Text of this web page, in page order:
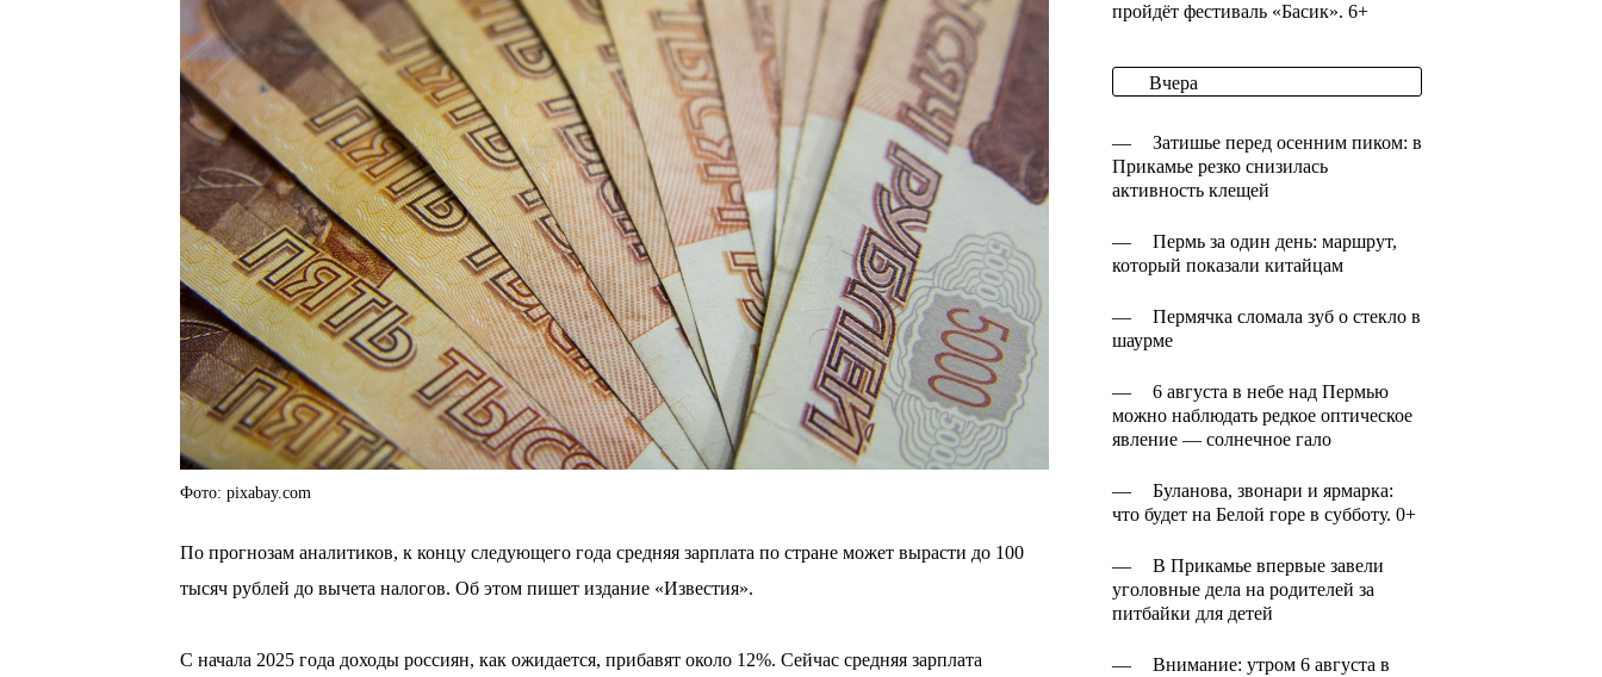
Фото: pixabay.com
По прогнозам аналитиков, к концу следующего года средняя зарплата по стране может вырасти до 100
тысяч рублей до вычета налогов. Об этом пишет издание «Известия».
С начала 2025 года доходы россиян, как ожидается, прибавят около 12%. Сейчас средняя зарплата
пройдёт фестиваль «Басик». 6+
Вчера
—
Затишье перед осенним пиком: в
Прикамье резко снизилась
активность клещей
—
Пермь за один день: маршрут,
который показали китайцам
—
Пермячка сломала зуб о стекло в
шаурме
—
6 августа в небе над Пермью
можно наблюдать редкое оптическое
явление — солнечное гало
—
Буланова, звонари и ярмарка:
что будет на Белой горе в субботу. 0+
—
В Прикамье впервые завели
уголовные дела на родителей за
питбайки для детей
—
Внимание: утром 6 августа в